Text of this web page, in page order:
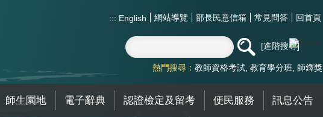
::: English 網站導覽 部長民意信箱 常見問答 回首頁
進階搜尋
熱門搜尋： 教師資格考試 教育學分班 師鐸獎
師生園地 電子辭典 認證檢定及留考 便民服務 訊息公告